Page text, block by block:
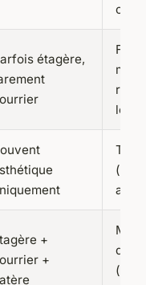
étagère,
long
Très
(vis
+
+